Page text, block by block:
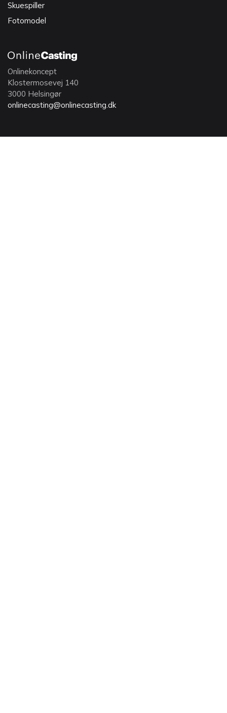
Skuespiller
Fotomodel
Onlinekoncept
Klostermosevej 140
3000 Helsingør
onlinecasting@onlinecasting.dk